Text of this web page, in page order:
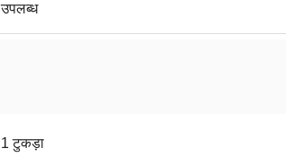
उपलब्ध
1 टुकड़ा